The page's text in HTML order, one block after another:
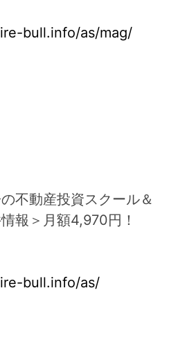
bull.info/as/mag/
不動産投資スクール＆
報＞月額4,970円！
bull.info/as/